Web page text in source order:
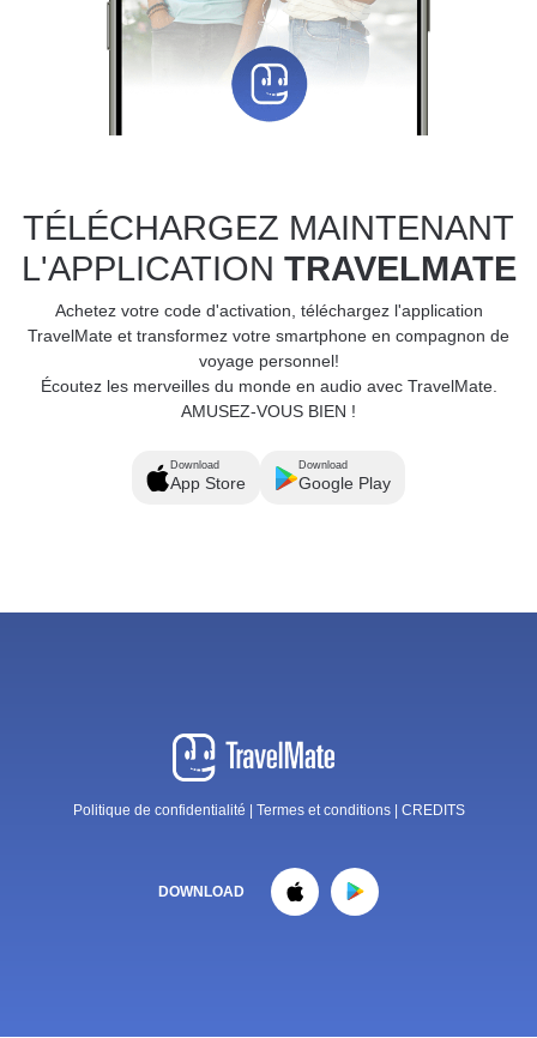
TÉLÉCHARGEZ MAINTENANT
L'APPLICATION TRAVELMATE
Achetez votre code d'activation, téléchargez l'application
TravelMate et transformez votre smartphone en compagnon de
voyage personnel!
Écoutez les merveilles du monde en audio avec TravelMate.
AMUSEZ-VOUS BIEN !
Download
App Store
Download
Google Play
Politique de confidentialité Termes et conditions CREDITS
DOWNLOAD